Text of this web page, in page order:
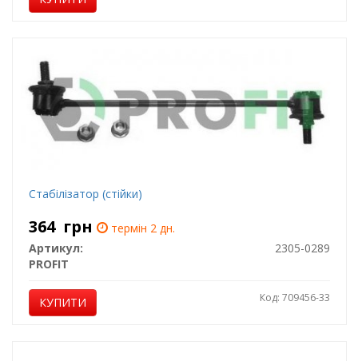
Стабілізатор (стійки)
364 грн
термін 2 дн.
Артикул:
2305-0289
PROFIT
КУПИТИ Код: 709456-33